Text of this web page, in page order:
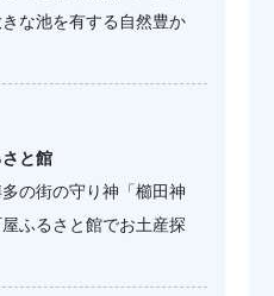
な池を有する自然豊か
と館
の街の守り神「櫛田神
ふるさと館でお土産探